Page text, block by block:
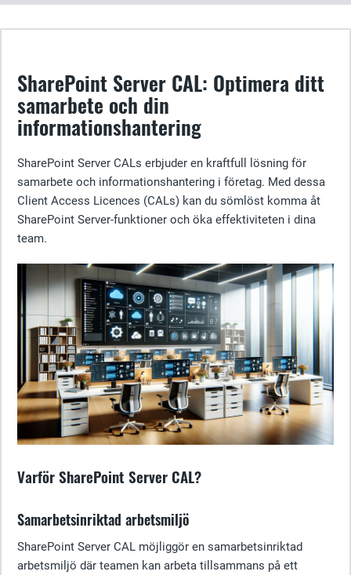
SharePoint Server CAL: Optimera ditt
samarbete och din
informationshantering
SharePoint Server CALs erbjuder en kraftfull lösning för
samarbete och informationshantering i företag. Med dessa
Client Access Licences (CALs) kan du sömlöst komma åt
SharePoint Server-funktioner och öka effektiviteten i dina
team.
Varför SharePoint Server CAL?
Samarbetsinriktad arbetsmiljö
SharePoint Server CAL möjliggör en samarbetsinriktad
arbetsmiljö där teamen kan arbeta tillsammans på ett